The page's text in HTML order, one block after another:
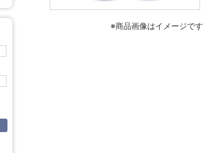
※商品画像はイメージです